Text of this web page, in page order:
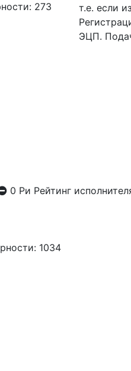
273
т.е. если
ЭЦП.
0 Ри Рейтинг
1034